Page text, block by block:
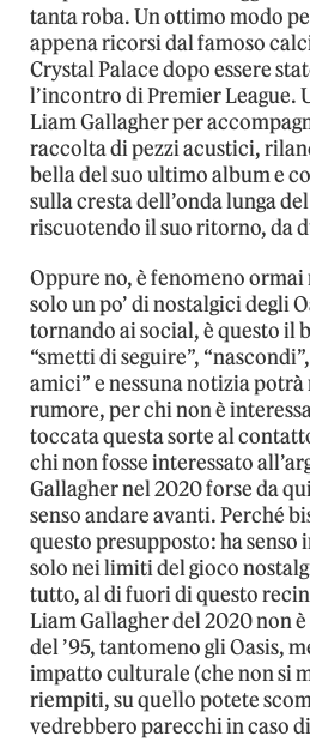
tanta roba. Un ottimo modo
appena ricorsi dal famoso
Crystal Palace dopo essere
l’incontro di Premier League.
Liam Gallagher per
raccolta di pezzi acustici,
bella del suo ultimo album e
sulla cresta dell’onda lunga
riscuotendo il suo ritorno, da
Oppure no, è fenomeno
solo un po’ di nostalgici degli
tornando ai social, è questo il
“smetti di seguire”,
amici” e nessuna notizia
rumore, per chi non è
toccata questa sorte al
chi non fosse interessato
Gallagher nel 2020 forse da
senso andare avanti. Perché
questo presupposto: ha senso
solo nei limiti del gioco
tutto, al di fuori di questo
Liam Gallagher del 2020 non
del ’95, tantomeno gli Oasis,
impatto culturale (che non si
riempiti, su quello potete
vedrebbero parecchi in caso